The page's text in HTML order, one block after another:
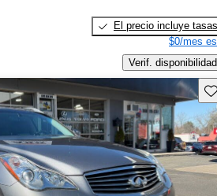
El precio incluye tasas
$0/mes
Verif. disponibilidad